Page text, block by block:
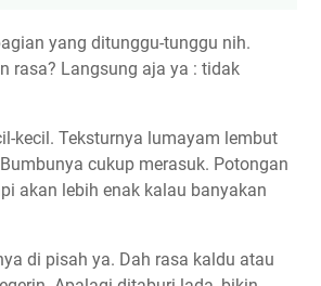
yang ditunggu-tunggu nih.
rasa? Langsung aja ya : tidak
kecil. Teksturnya lumayam lembut
cukup merasuk. Potongan
akan lebih enak kalau banyakan
di pisah ya. Dah rasa kaldu atau